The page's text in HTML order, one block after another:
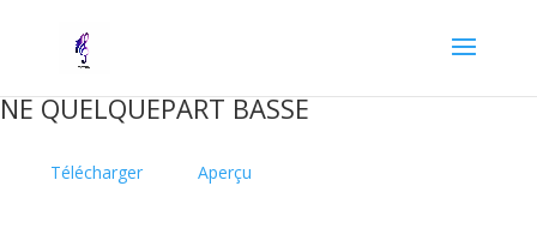
NE QUELQUEPART BASSE
Télécharger Aperçu